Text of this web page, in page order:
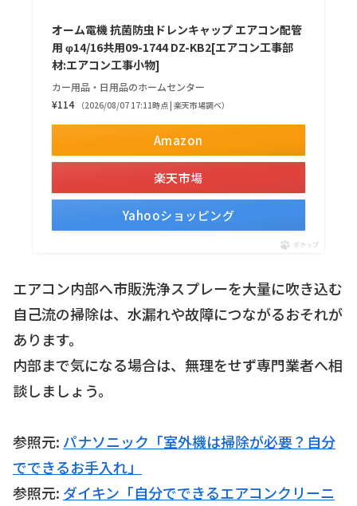
オーム電機 抗菌防虫ドレンキャップ エアコン配管
用 φ14/16共用09-1744 DZ-KB2[エアコン工事部
材:エアコン工事小物]
カー用品・日用品のホームセンター
¥114 （2026/08/07 17:11時点 | 楽天市場調べ）
Amazon
楽天市場
Yahooショッピング
ポチップ
エアコン内部へ市販洗浄スプレーを大量に吹き込む
自己流の掃除は、水漏れや故障につながるおそれが
あります。
内部まで気になる場合は、無理をせず専門業者へ相
談しましょう。
参照元: パナソニック「室外機は掃除が必要？自分
でできるお手入れ」
参照元: ダイキン「自分でできるエアコンクリーニ